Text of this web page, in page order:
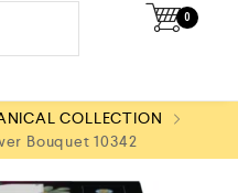
0
COLLECTION
Bouquet 10342